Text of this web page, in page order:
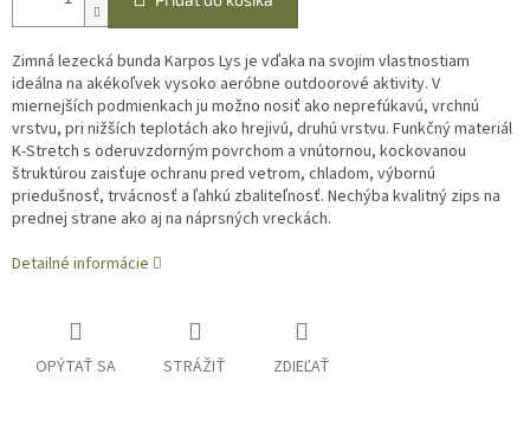
Zimná lezecká bunda Karpos Lys je vďaka na svojim vlastnostiam
ideálna na akékoľvek vysoko aeróbne outdoorové aktivity. V
miernejších podmienkach ju možno nosiť ako neprefúkavú, vrchnú
vrstvu, pri nižších teplotách ako hrejivú, druhú vrstvu. Funkčný materiál
K-Stretch s oderuvzdorným povrchom a vnútornou, kockovanou
štruktúrou zaisťuje ochranu pred vetrom, chladom, výbornú
priedušnosť, trvácnosť a ľahkú zbaliteľnosť. Nechýba kvalitný zips na
prednej strane ako aj na náprsných vreckách.
Detailné informácie
OPÝTAŤ SA STRÁŽIŤ ZDIEĽAŤ